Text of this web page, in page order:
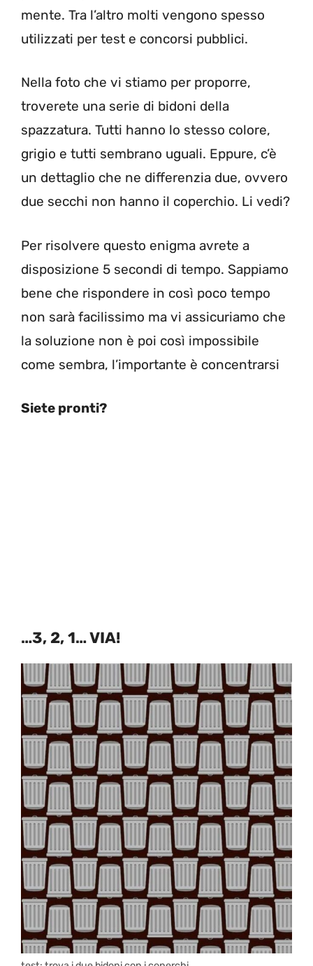
mente. Tra l’altro molti vengono spesso
utilizzati per test e concorsi pubblici.
Nella foto che vi stiamo per proporre,
troverete una serie di bidoni della
spazzatura. Tutti hanno lo stesso colore,
grigio e tutti sembrano uguali. Eppure, c’è
un dettaglio che ne differenzia due, ovvero
due secchi non hanno il coperchio. Li vedi?
Per risolvere questo enigma avrete a
disposizione 5 secondi di tempo. Sappiamo
bene che rispondere in così poco tempo
non sarà facilissimo ma vi assicuriamo che
la soluzione non è poi così impossibile
come sembra, l’importante è concentrarsi
Siete pronti?
…3, 2, 1… VIA!